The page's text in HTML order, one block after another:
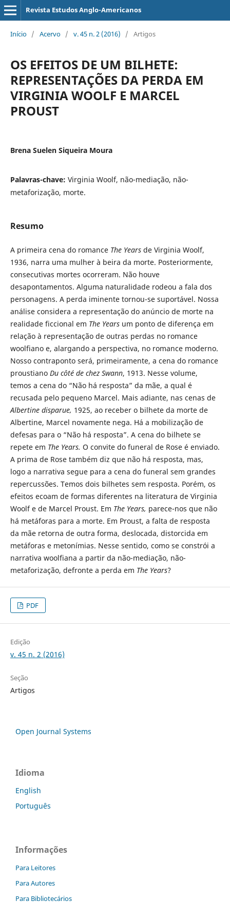
Revista Estudos Anglo-Americanos
Início / Acervo / v. 45 n. 2 (2016) / Artigos
OS EFEITOS DE UM BILHETE:
REPRESENTAÇÕES DA PERDA EM
VIRGINIA WOOLF E MARCEL
PROUST
Brena Suelen Siqueira Moura
Palavras-chave: Virginia Woolf, não-mediação, não-
metaforização, morte.
Resumo
A primeira cena do romance The Years de Virginia Woolf,
1936, narra uma mulher à beira da morte. Posteriormente,
consecutivas mortes ocorreram. Não houve
desapontamentos. Alguma naturalidade rodeou a fala dos
personagens. A perda iminente tornou-se suportável. Nossa
análise considera a representação do anúncio de morte na
realidade ficcional em The Yearsum ponto de diferença em
relação à representação de outras perdas no romance
woolfiano e, alargando a perspectiva, no romance moderno.
Nosso contraponto será, primeiramente, a cena do romance
proustiano Du côté de chez Swann, 1913. Nesse volume,
temos a cena do “Não há resposta” da mãe, a qual é
recusada pelo pequeno Marcel. Mais adiante, nas cenas de
Albertine disparue, 1925, ao receber o bilhete da morte de
Albertine, Marcel novamente nega. Há a mobilização de
defesas para o “Não há resposta”. A cena do bilhete se
repete em The Years. O convite do funeral de Rose é enviado.
A prima de Rose também diz que não há resposta, mas,
logo a narrativa segue para a cena do funeral sem grandes
repercussões. Temos dois bilhetes sem resposta. Porém, os
efeitos ecoam de formas diferentes na literatura de Virginia
Woolf e de Marcel Proust. Em The Years, parece-nos que não
há metáforas para a morte. Em Proust, a falta de resposta
da mãe retorna de outra forma, deslocada, distorcida em
metáforas e metonímias. Nesse sentido, como se constrói a
narrativa woolfiana a partir da não-mediação, não-
metaforização, defronte a perda em The Years?
PDF
Edição
v. 45 n. 2 (2016)
Seção
Artigos
Open Journal Systems
Idioma
English
Português
Informações
Para Leitores
Para Autores
Para Bibliotecários